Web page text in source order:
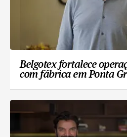
Belgotex fortalece
com fábrica em Ponta